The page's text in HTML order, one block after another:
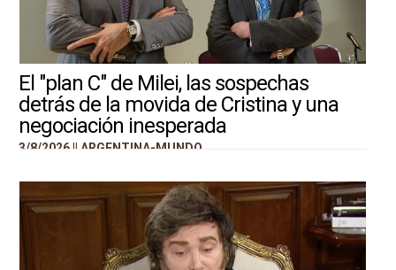
El "plan C" de Milei, las sospechas
detrás de la movida de Cristina y una
negociación inesperada
3/8/2026 || ARGENTINA-MUNDO